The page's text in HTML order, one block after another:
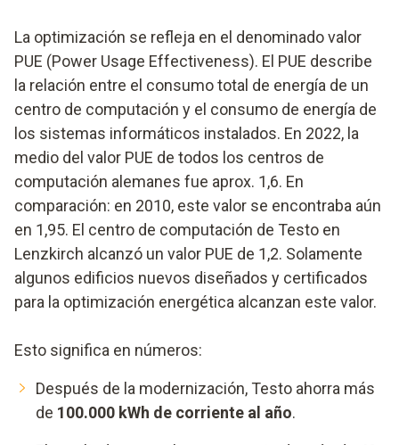
La optimización se refleja en el denominado valor
PUE (Power Usage Effectiveness). El PUE describe
la relación entre el consumo total de energía de un
centro de computación y el consumo de energía de
los sistemas informáticos instalados. En 2022, la
medio del valor PUE de todos los centros de
computación alemanes fue aprox. 1,6. En
comparación: en 2010, este valor se encontraba aún
en 1,95. El centro de computación de Testo en
Lenzkirch alcanzó un valor PUE de 1,2. Solamente
algunos edificios nuevos diseñados y certificados
para la optimización energética alcanzan este valor.
Esto significa en números:
Después de la modernización, Testo ahorra más
de 100.000 kWh de corriente al año.